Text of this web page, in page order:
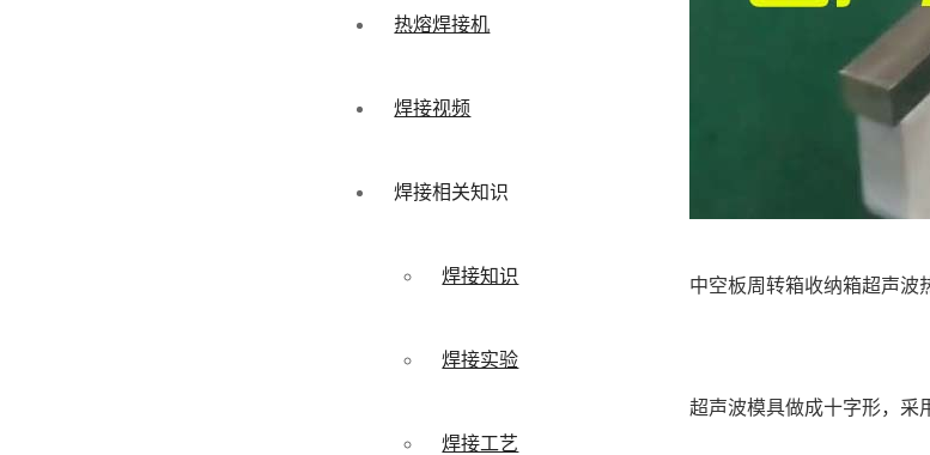
热熔焊接机
焊接视频
焊接相关知识
焊接知识
焊接实验
焊接工艺
中空板周转箱收纳箱超声波
超声波模具做成十字形，采